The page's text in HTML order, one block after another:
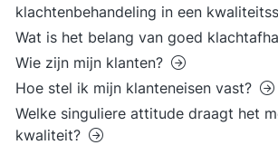
klachtenbehandeling in een
Wat is het belang van goed
Wie zijn mijn klanten?
Hoe stel ik mijn klanteneisen vast?
Welke singuliere attitude draagt het
kwaliteit?